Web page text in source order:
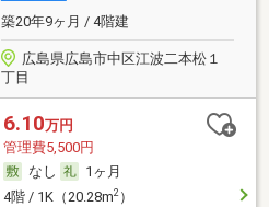
築20年9ヶ月 / 4階建
広島県広島市中区江波二本松１
丁目
6.10万円
管理費5,500円
なし
1ヶ月
4階 / 1K（20.28m2）